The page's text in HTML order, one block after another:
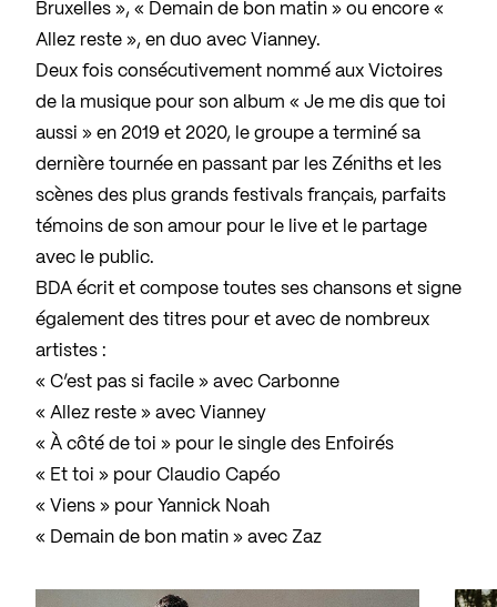
Bruxelles », « Demain de bon matin » ou encore «
Allez reste », en duo avec Vianney.
Deux fois consécutivement nommé aux Victoires
de la musique pour son album « Je me dis que toi
aussi » en 2019 et 2020, le groupe a terminé sa
dernière tournée en passant par les Zéniths et les
scènes des plus grands festivals français, parfaits
témoins de son amour pour le live et le partage
avec le public.
BDA écrit et compose toutes ses chansons et signe
également des titres pour et avec de nombreux
artistes :
« C’est pas si facile » avec Carbonne
« Allez reste » avec Vianney
« À côté de toi » pour le single des Enfoirés
« Et toi » pour Claudio Capéo
« Viens » pour Yannick Noah
« Demain de bon matin » avec Zaz